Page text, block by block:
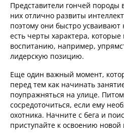
Представители гончей породы
них отлично развиты
поэтому они быстро
есть черты характера,
воспитанию, например,
лидерскую позицию.
Еще один важный момент,
перед тем как начинать
поупражняться на улице.
сосредоточиться, если ему
охотника. Начните с бега и
приступайте к освоению